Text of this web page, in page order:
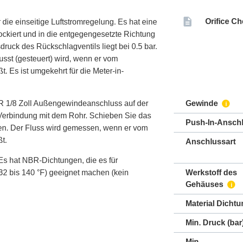
einseitige Luftstromregelung. Es hat eine
und in die entgegengesetzte Richtung
des Rückschlagventils liegt bei 0.5 bar.
(gesteuert) wird, wenn er vom
Es ist umgekehrt für die Meter-in-
1/8 Zoll Außengewindeanschluss auf der
mit dem Rohr. Schieben Sie das
Der Fluss wird gemessen, wenn er vom
hat NBR-Dichtungen, die es für
bis 140 °F) geeignet machen (kein
Orifice
Gewinde i
Push-In-
Anschlussart
Werkstoff des
Gehäuses
i
Material
Min. Druck